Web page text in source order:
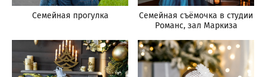
Семейная прогулка
Семейная съёмочка в студии
Романс, зал Маркиза